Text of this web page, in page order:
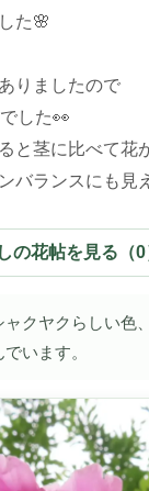
た🌸
りましたので
した👀
と茎に比べて花
バランスにも見
の花帖を見る（0
ャクヤクらしい色
います。